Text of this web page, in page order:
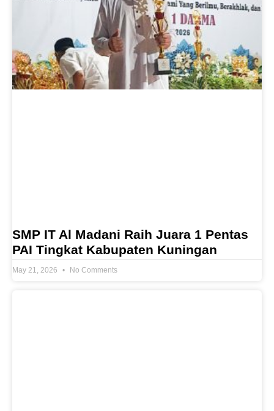
SMP IT Al Madani Raih Juara 1 Pentas
PAI Tingkat Kabupaten Kuningan
May 21, 2026 No Comments